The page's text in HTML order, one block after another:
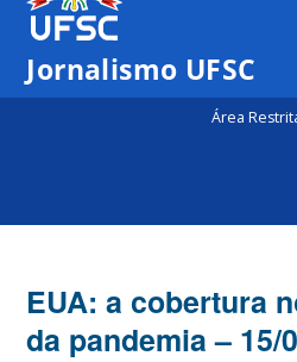
Jornalismo UFSC
Área
EUA: a cobertura
da pandemia – 15/